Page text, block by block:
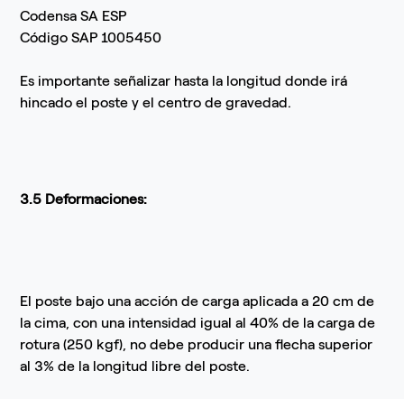
Codensa SA ESP
Código SAP 1005450
Es importante señalizar hasta la longitud donde irá
hincado el poste y el centro de gravedad.
3.5 Deformaciones:
El poste bajo una acción de carga aplicada a 20 cm de
la cima, con una intensidad igual al 40% de la carga de
rotura (250 kgf), no debe producir una flecha superior
al 3% de la longitud libre del poste.